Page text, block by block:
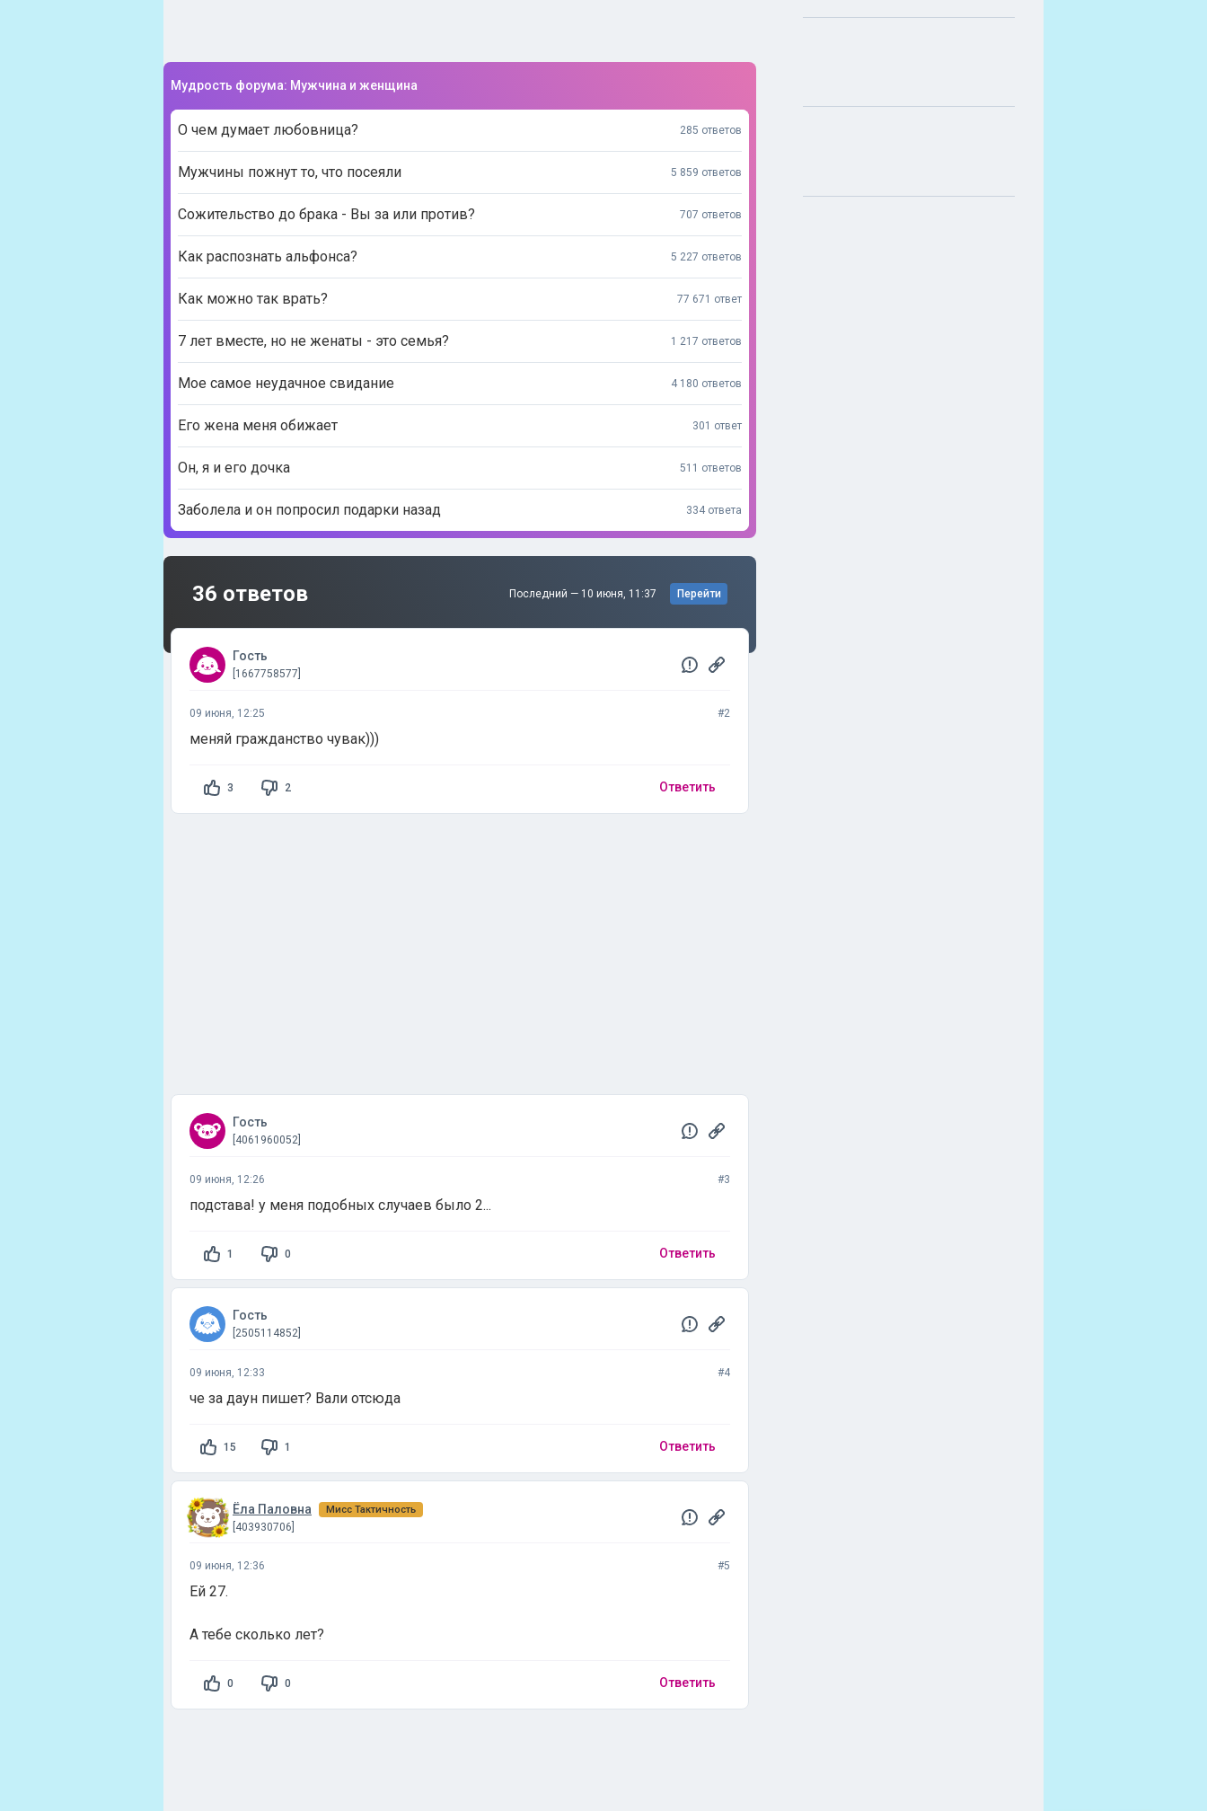
Мудрость форума: Мужчина и женщина
О чем думает любовница? 285 ответов
Мужчины пожнут то, что посеяли 5 859 ответов
Сожительство до брака - Вы за или против? 707 ответов
Как распознать альфонса? 5 227 ответов
Как можно так врать? 77 671 ответ
7 лет вместе, но не женаты - это семья? 1 217 ответов
Мое самое неудачное свидание 4 180 ответов
Его жена меня обижает 301 ответ
Он, я и его дочка 511 ответов
Заболела и он попросил подарки назад 334 ответа
36 ответов Последний — 10 июня, 11:37 Перейти
Гость
[1667758577]
09 июня, 12:25 #2
меняй гражданство чувак)))
3 2 Ответить
Гость
[4061960052]
09 июня, 12:26 #3
подстава! у меня подобных случаев было 2...
1 0 Ответить
Гость
[2505114852]
09 июня, 12:33 #4
че за даун пишет? Вали отсюда
15 1 Ответить
Ёла Паловна Мисс Тактичность
[403930706]
09 июня, 12:36 #5
Ей 27.
А тебе сколько лет?
0 0 Ответить